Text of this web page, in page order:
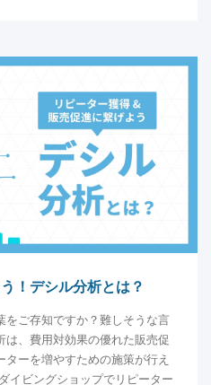
！デシル分析とは？
をご存知ですか？難しそうな言
、費用対効果の優れた販売促
ーを増やすための施策が行え
イビングショップでリピーター